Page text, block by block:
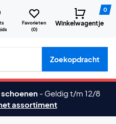
Favorieten
(0)
0
Winkelwagentje
merken etc.
Zoekopdracht
- Geldig t/m 12/8
assortiment